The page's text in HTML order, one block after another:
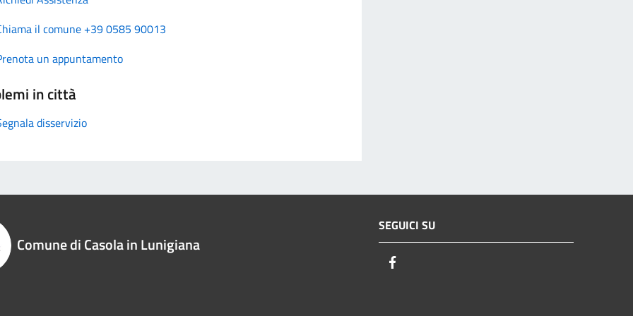
il comune +39 0585 90013
un appuntamento
in città
disservizio
Comune di Casola in Lunigiana
SEGUICI SU